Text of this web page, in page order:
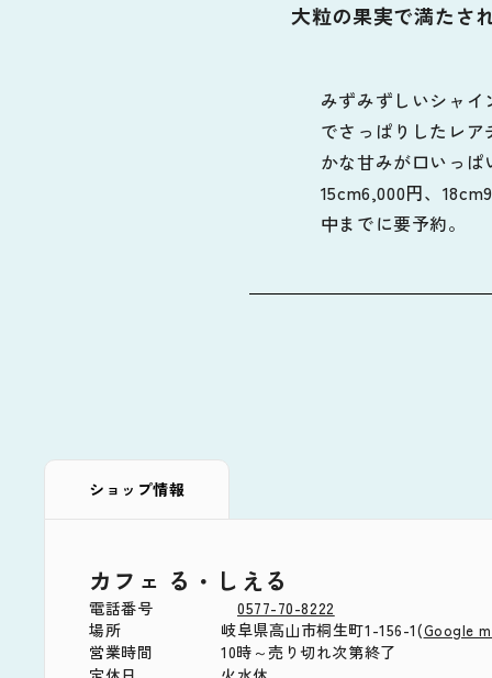
大粒の果実で満たさ
みずみずしいシャ
でさっぱりしたレ
かな甘みが口いっ
15cm6,000円、
中までに要予約。
ショップ情報
カフェ る・しえる
電話番号
0577-70-8222
場所
岐阜県高山市桐生町1-156-1(Google
営業時間
10時～売り切れ次第終了